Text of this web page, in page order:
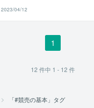
2023/04/12
1
12 件中 1 - 12 件
「#競売の基本」タグ